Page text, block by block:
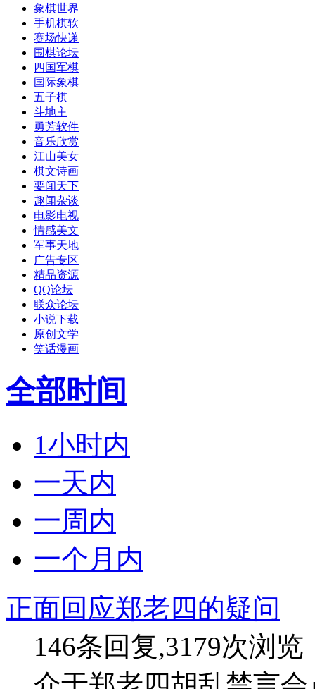
象棋世界
手机棋软
赛场快递
围棋论坛
四国军棋
国际象棋
五子棋
斗地主
勇芳软件
音乐欣赏
江山美女
棋文诗画
要闻天下
趣闻杂谈
电影电视
情感美文
军事天地
广告专区
精品资源
QQ论坛
联众论坛
小说下载
原创文学
笑话漫画
全部时间
1小时内
一天内
一周内
一个月内
正面回应郑老四的疑问
146条回复,3179次浏览